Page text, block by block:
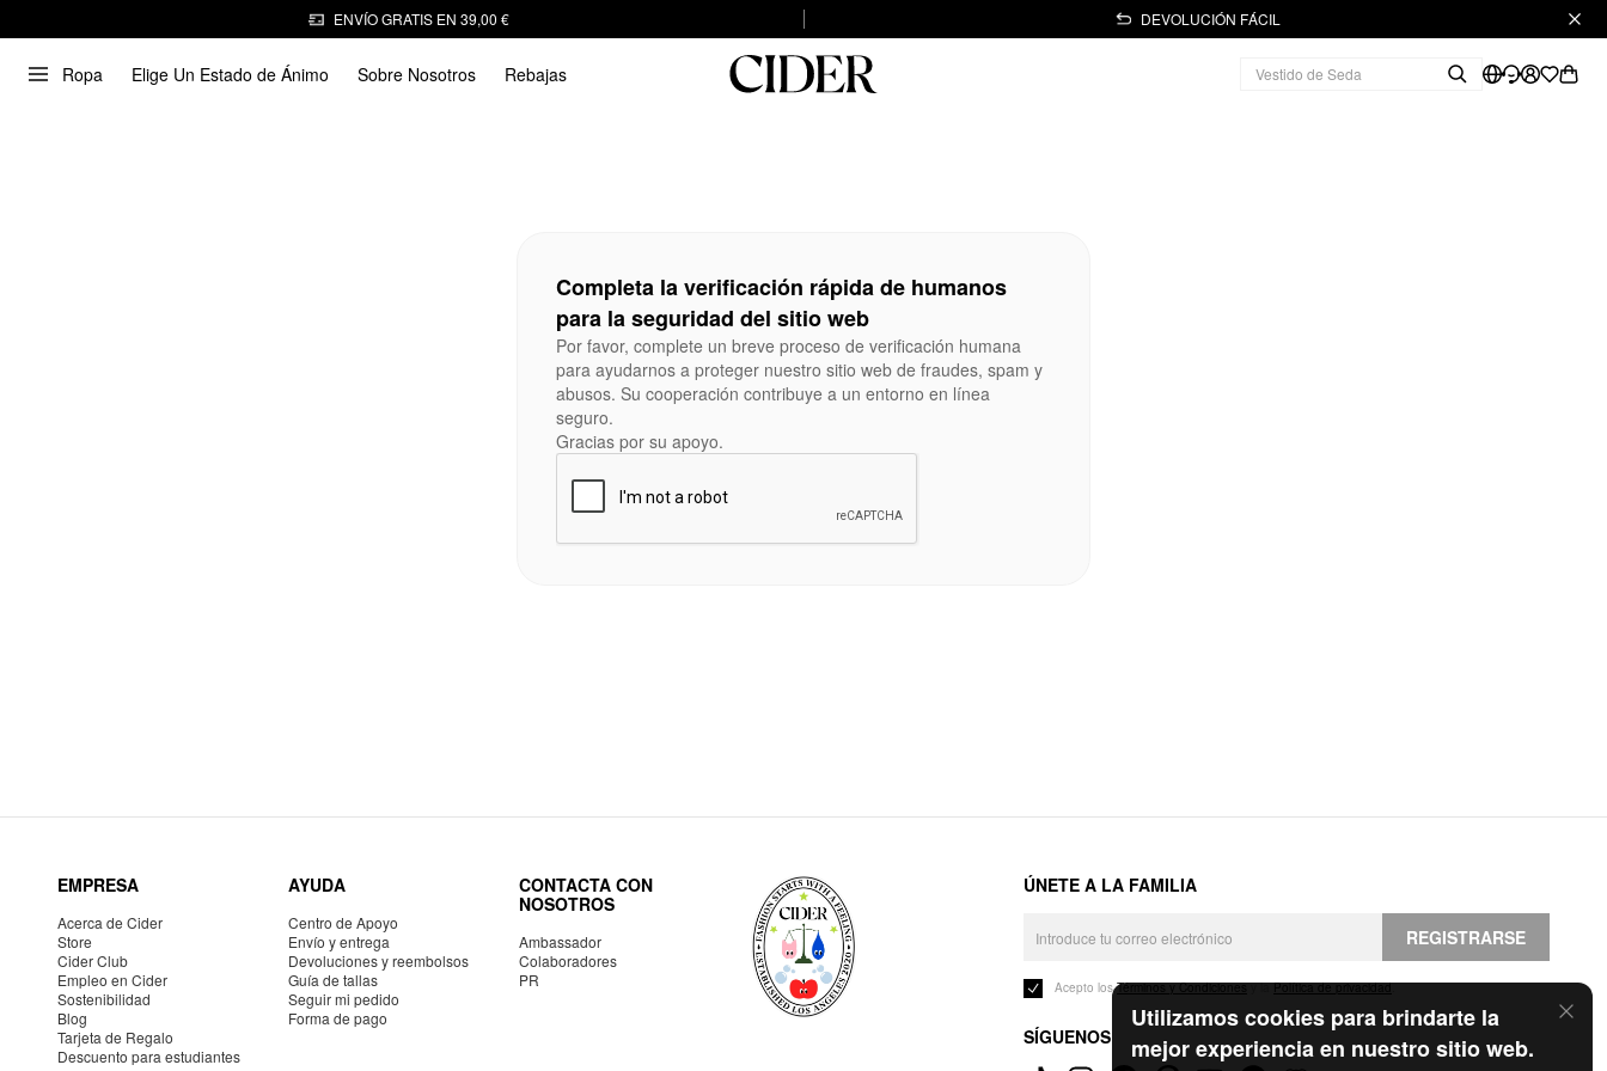
ENVÍO GRATIS EN 39,00 € DEVOLUCIÓN FÁCIL
Ropa Elige Un Estado de Ánimo Sobre Nosotros Rebajas
Utilizamos cookies para brindarte la
mejor experiencia en nuestro sitio web.
Completa la verificación rápida de humanos
para la seguridad del sitio web
Por favor, complete un breve proceso de verificación humana
para ayudarnos a proteger nuestro sitio web de fraudes, spam y
abusos. Su cooperación contribuye a un entorno en línea
seguro.
Gracias por su apoyo.
EMPRESA
Acerca de Cider
Store
Cider Club
Empleo en Cider
Sostenibilidad
Blog
Tarjeta de Regalo
Descuento para estudiantes
AYUDA
Centro de Apoyo
Envío y entrega
Devoluciones y reembolsos
Guía de tallas
Seguir mi pedido
Forma de pago
CONTACTA CON
NOSOTROS
Ambassador
Colaboradores
PR
ÚNETE A LA FAMILIA
REGISTRARSE
Acepto losTérminos y Condicionesy laPolítica de privacidad.
SÍGUENOS